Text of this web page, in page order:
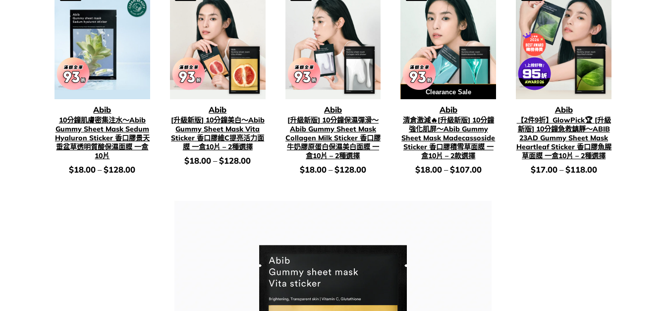
Abib
10分鐘肌膚密集注水～Abib
Gummy Sheet Mask Sedum
Hyaluron Sticker 香口膠景天
垂盆草透明質酸保濕面膜 一盒
10片
價
錢：
$18.00–$128.00
Abib
[升級新版] 10分鐘美白～Abib
Gummy Sheet Mask Vita
Sticker 香口膠維C提亮活力面
膜 一盒10片 – 2種選擇
價
錢：
$18.00–$128.00
Abib
[升級新版] 10分鐘保濕彈滑～
Abib Gummy Sheet Mask
Collagen Milk Sticker 香口膠
牛奶膠原蛋白保濕美白面膜 一
盒10片 – 2種選擇
價
錢：
$18.00–$128.00
用優惠劵 再減5%
Clearance Sale
Abib
清倉激減🔥[升級新版] 10分鐘
強化肌屏～Abib Gummy
Sheet Mask Madecassoside
Sticker 香口膠積雪草面膜 一
盒10片 – 2款選擇
價
錢：
$18.00–$107.00
Abib
【2件9折】GlowPick🏆 [升級
新版] 10分鐘急救鎮靜～ABIB
23AD Gummy Sheet Mask
Heartleaf Sticker 香口膠魚腥
草面膜 一盒10片 – 2種選擇
價
錢：
$17.00–$118.00